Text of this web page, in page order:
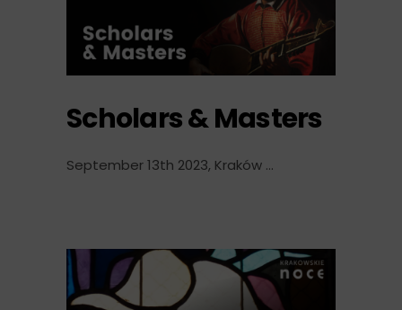
Scholars & Masters
September 13th 2023, Kraków